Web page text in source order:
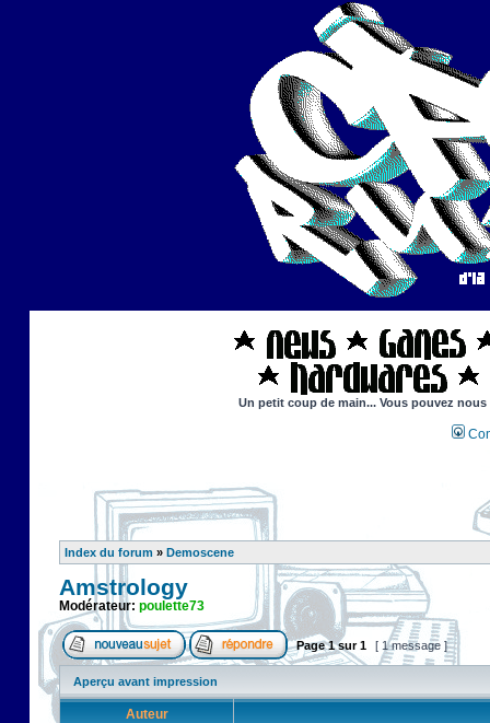
Un petit coup de main... Vous pouvez
Index du forum » Demoscene
Amstrology
Modérateur: poulette73
Page1sur1 [ 1 message ]
Aperçu avant impression
Auteur